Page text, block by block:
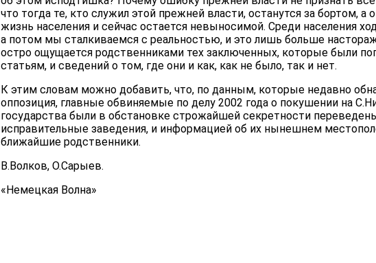
что тогда те, кто служил этой прежней власти, останутся за бортом, а
жизнь населения и сейчас остается невыносимой. Среди населения
а потом мы сталкиваемся с реальностью, и это лишь больше
остро ощущается родственниками тех заключенных, которые были
статьям, и сведений о том, где они и как, как не было, так и нет.
К этим словам можно добавить, что, по данным, которые недавно
оппозиция, главные обвиняемые по делу 2002 года о покушении на
государства были в обстановке строжайшей секретности
исправительные заведения, и информацией об их нынешнем
ближайшие родственники.
В.Волков, О.Сарыев.
«Немецкая Волна»